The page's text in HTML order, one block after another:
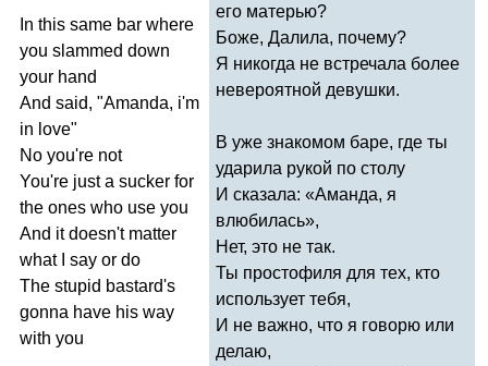
In this same bar where
you slammed down
your hand
And said, "Amanda, i'm
in love"
No you're not
You're just a sucker for
the ones who use you
And it doesn't matter
what
say or do
The stupid bastard's
gonna have his way
with you
его матерью?
Боже, Далила, почему?
Я никогда не встречала более
невероятной девушки.
В уже знакомом баре, где ты
ударила рукой по столу
И сказала: «Аманда, я
влюбилась»,
Нет, это не так.
Ты простофиля для тех, кто
использует тебя,
И не важно, что я говорю или
делаю,